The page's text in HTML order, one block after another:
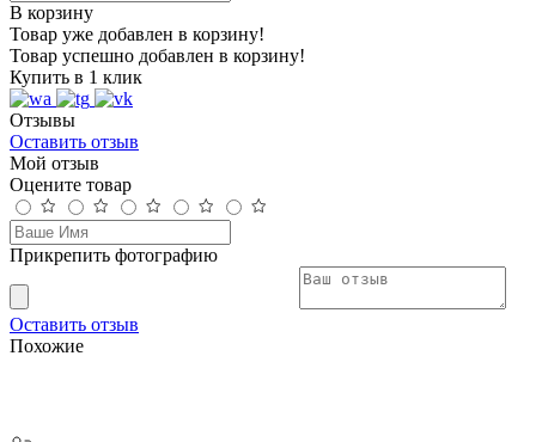
В корзину
Товар уже добавлен в корзину!
Товар успешно добавлен в корзину!
Купить в 1 клик
Отзывы
Оставить отзыв
Мой отзыв
Оцените товар
Прикрепить фотографию
Оставить отзыв
Похожие